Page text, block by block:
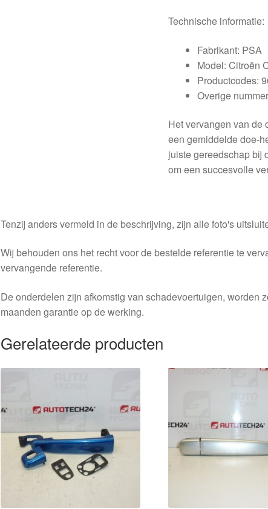
Technische informatie:
Fabrikant: PSA
Model: Citroën
Productcodes:
Overige
Het vervangen van de
een gemiddelde doe-
juiste gereedschap bij
om een succesvolle
Tenzij anders vermeld in de beschrijving, zijn alle foto's
Wij behouden ons het recht voor de bestelde referentie te
vervangende referentie.
De onderdelen zijn afkomstig van schadevoertuigen, worden
maanden garantie op de werking.
Gerelateerde producten